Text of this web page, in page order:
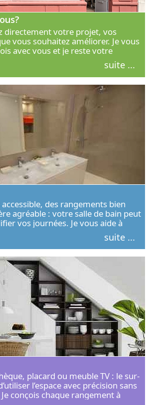
directement votre projet, vos
vous souhaitez améliorer. Je vous
avec vous et je reste votre
Découvrez ma façon de vous
suite ...
des rangements bien
agréable : votre salle de bain peut
vos journées. Je vous aide à
élégant, confortable et adapté à
suite ...
placard ou meuble TV : le sur-
l’espace avec précision sans
conçois chaque rangement à